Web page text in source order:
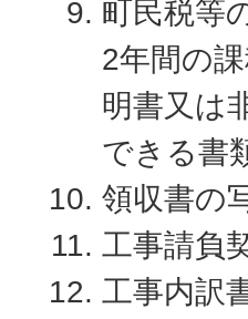
町民税等
2年間の
明書又は
できる書
領収書の
工事請負
工事内訳